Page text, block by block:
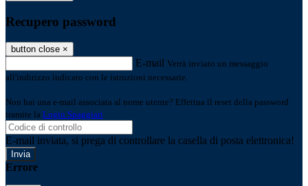
Recupero password
button close ×
E-mail Verrà inviato un messaggio
all'indirizzo indicato con le istruzioni necessarie.
Non hai una e-mail associata al nome utente? Effettua il reset della password
tramite la Login Spaggiari
E-mail inviata, si prega di controllare la casella di posta elettronica!
Errore